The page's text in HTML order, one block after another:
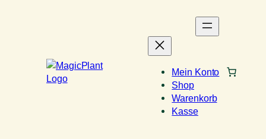
Mein Konto
Shop
Warenkorb
Kasse